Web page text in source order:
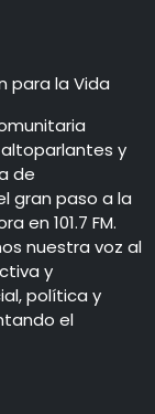
para la Vida
y
de
gran paso a la
en 101.7 FM.
nuestra voz al
y
política y
el